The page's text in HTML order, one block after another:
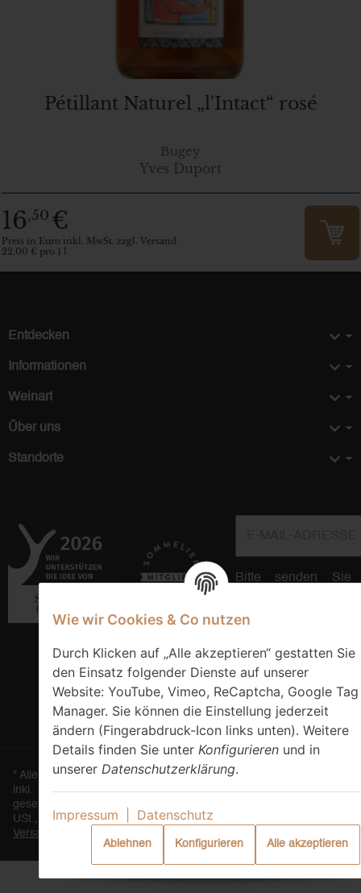
Wie wir Cookies & Co nutzen
Durch Klicken auf „Alle akzeptieren“ gestatten Sie
den Einsatz folgender Dienste auf unserer
Website: YouTube, Vimeo, ReCaptcha, Google Tag
Manager. Sie können die Einstellung jederzeit
ändern (Fingerabdruck-Icon links unten). Weitere
Details finden Sie unter Konfigurieren und in
unserer Datenschutzerklärung.
Impressum Datenschutz
Ablehnen Konfigurieren Alle akzeptieren
Pétillant Naturel „l'Intact“ rosé
Bugey
Yves Duport
16,50 €
Preis in Euro inkl. MwSt. zzgl. Versand
22,00 € pro 1 l
Entdecken
Informationen
Weinart
Über uns
Standorte
Bitte senden
Produktsortiment per
VERTRAG WIDERRUFEN
* Alle Preise
inkl.
gesetzlicher
USt., zzgl.
Versand
Datenschutz-Einstellungen
Powered
JTL-